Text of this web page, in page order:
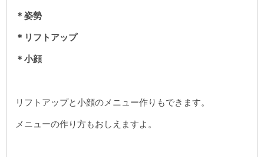
＊姿勢
＊リフトアップ
＊小顔
リフトアップと小顔のメニュー作りもできます。
メニューの作り方もおしえますよ。